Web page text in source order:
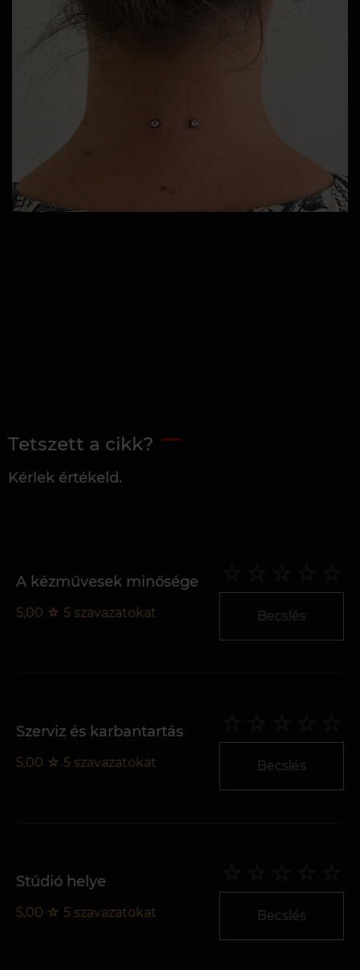
Tetszett a cikk?
Kérlek értékeld.
A kézművesek minősége
5,00 ☆ 5 szavazatokat Becslés
Szerviz és karbantartás
5,00 ☆ 5 szavazatokat Becslés
Stúdió helye
5,00 ☆ 5 szavazatokat Becslés